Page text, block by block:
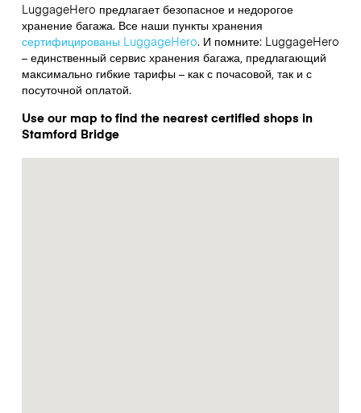
LuggageHero предлагает безопасное и недорогое
хранение багажа. Все наши пункты хранения
сертифицированы LuggageHero. И помните: LuggageHero
– единственный сервис хранения багажа, предлагающий
максимально гибкие тарифы – как с почасовой, так и с
посуточной оплатой.
Use our map to find the nearest certified shops in
Stamford Bridge